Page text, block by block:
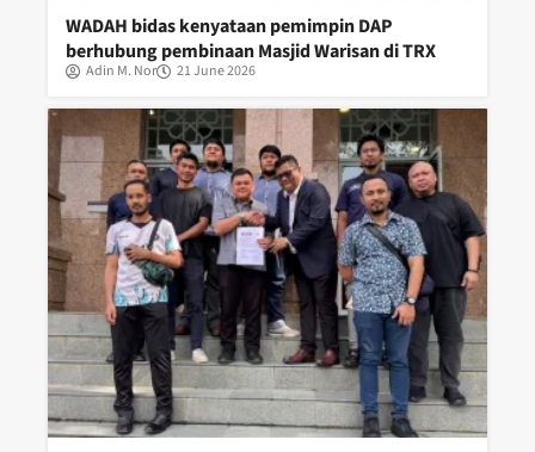
WADAH bidas kenyataan pemimpin DAP
berhubung pembinaan Masjid Warisan di TRX
Adin M. Nor 21 June 2026